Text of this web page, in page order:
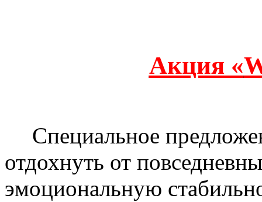
Акция «
Специальное
отдохнуть от
эмоциональную